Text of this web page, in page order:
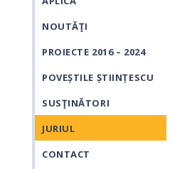
NOUTĂŢI
PROIECTE 2016 – 2024
POVEȘTILE ȘTIINȚESCU
SUSŢINĂTORI
JURIUL
CONTACT